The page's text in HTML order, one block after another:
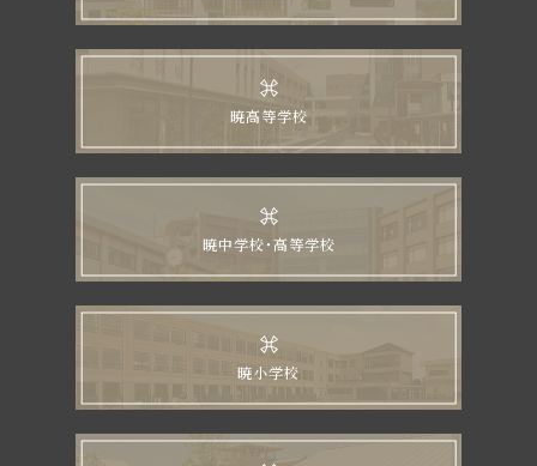
暁高等学校
暁中学校・高等学校
暁小学校